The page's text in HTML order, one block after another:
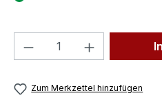
Produkt Anzahl:
Zum Merkzettel hinzufügen